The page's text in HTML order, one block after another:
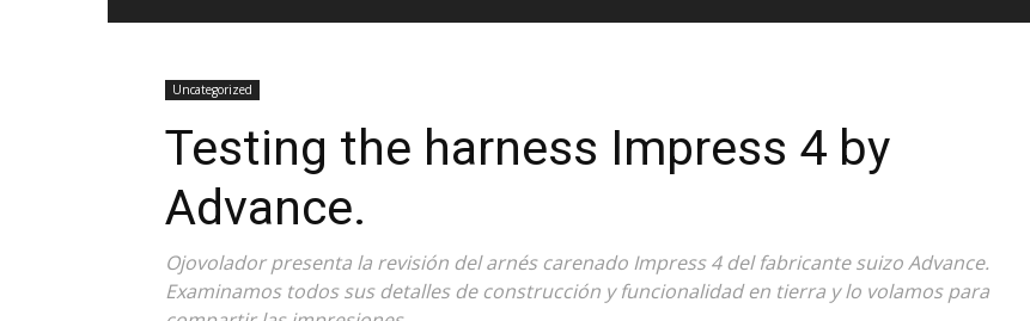
Uncategorized
Testing the harness Impress 4 by
Advance.
Ojovolador presenta la revisión del arnés carenado Impress 4 del fabricante suizo Advance.
Examinamos todos sus detalles de construcción y funcionalidad en tierra y lo volamos para